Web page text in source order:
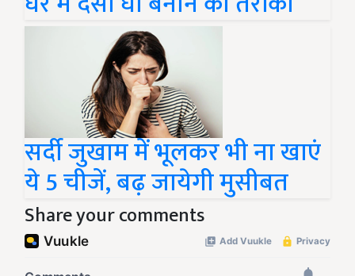
सर्दी जुखाम में भूलकर भी ना खाएं
ये 5 चीजें, बढ़ जायेगी मुसीबत
Share your comments